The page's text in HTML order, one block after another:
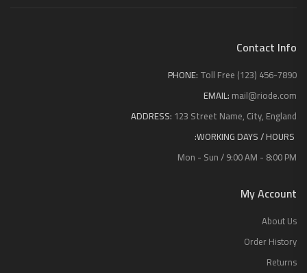
Contact Info
PHONE: Toll Free (123) 456-7890
EMAIL: mail@riode.com
ADDRESS: 123 Street Name, City, England
WORKING DAYS / HOURS:
Mon - Sun / 9:00 AM - 8:00 PM
My Account
About Us
Order History
Returns